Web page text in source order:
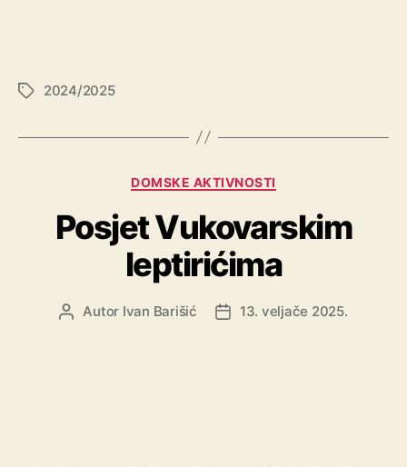
2024/2025
DOMSKE AKTIVNOSTI
Posjet Vukovarskim
leptirićima
Autor Ivan Barišić 13. veljače 2025.